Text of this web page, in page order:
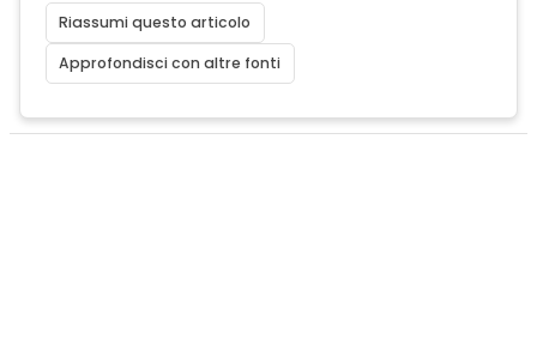
Riassumi questo articolo
Approfondisci con altre fonti